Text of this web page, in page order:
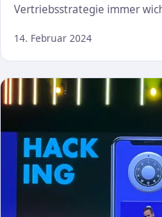
Vertriebsstrategie immer
14. Februar 2024